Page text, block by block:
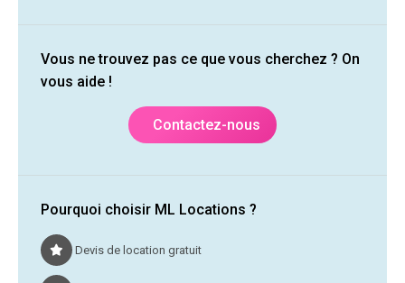
Vous ne trouvez pas ce que vous cherchez ? On
vous aide !
Contactez-nous
Pourquoi choisir ML Locations ?
Devis de location gratuit